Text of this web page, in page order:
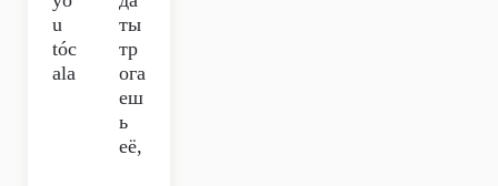
u
tóc
ala
ты
тр
ога
еш
ь
её,